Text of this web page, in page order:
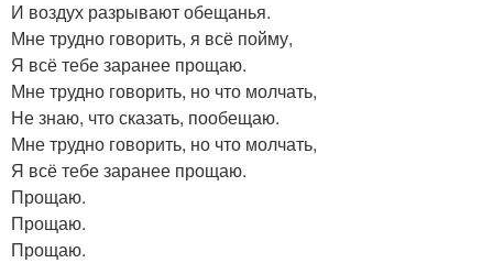
И воздух разрывают обещанья.
Мне трудно говорить, я всё пойму,
Я всё тебе заранее прощаю.
Мне трудно говорить, но что молчать,
Не знаю, что сказать, пообещаю.
Мне трудно говорить, но что молчать,
Я всё тебе заранее прощаю.
Прощаю.
Прощаю.
Прощаю.